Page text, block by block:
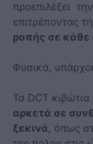
προεπιλέξει
επιτρέποντας
ροπής σε κάθε
Φυσικά,
Τα DCT κιβώτια
αρκετά σε
ξεκινά, όπως